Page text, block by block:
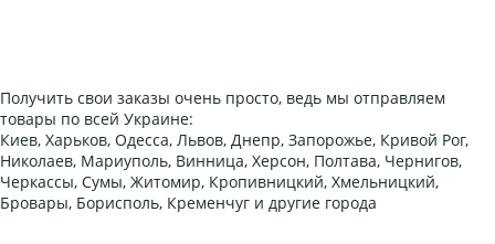
Получить свои заказы очень просто, ведь мы отправляем
товары по всей Украине:
Киев, Харьков, Одесса, Львов, Днепр, Запорожье, Кривой Рог,
Николаев, Мариуполь, Винница, Херсон, Полтава, Чернигов,
Черкассы, Сумы, Житомир, Кропивницкий, Хмельницкий,
Бровары, Борисполь, Кременчуг и другие города